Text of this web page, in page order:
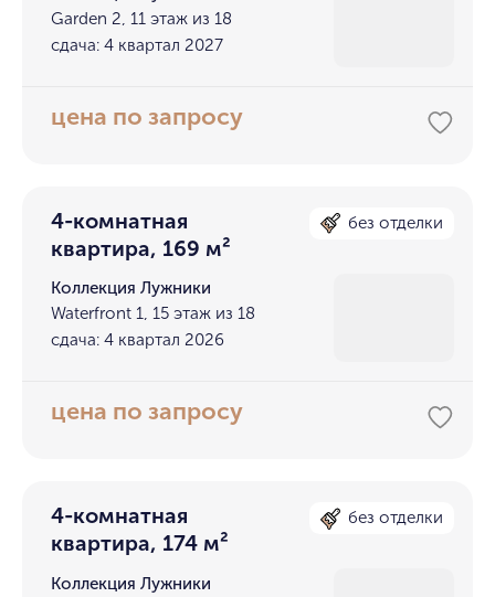
Garden 2, 11 этаж из 18
сдача: 4 квартал 2027
цена по запросу
4-комнатная
квартира, 169 м²
без отделки
Коллекция Лужники
Waterfront 1, 15 этаж из 18
сдача: 4 квартал 2026
цена по запросу
4-комнатная
квартира, 174 м²
без отделки
Коллекция Лужники